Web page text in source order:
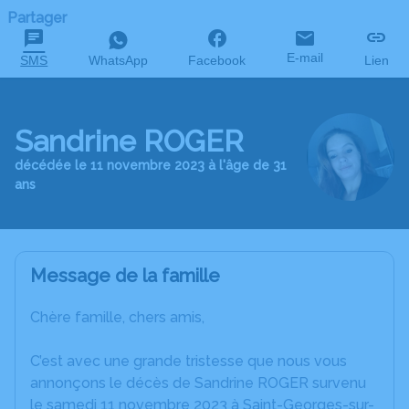
Partager
SMS WhatsApp Facebook E-mail Lien
Sandrine ROGER
décédée le 11 novembre 2023 à l'âge de 31
ans
Message de la famille
Chère famille, chers amis,
C’est avec une grande tristesse que nous vous
annonçons le décès de Sandrine ROGER survenu
le samedi 11 novembre 2023 à Saint-Georges-sur-